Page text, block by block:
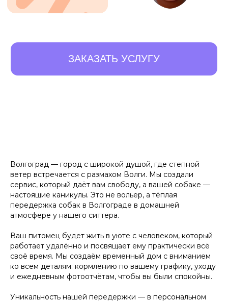
Волгоград — город с широкой душой, где степной
ветер встречается с размахом Волги. Мы создали
сервис, который даёт вам свободу, а вашей собаке —
настоящие каникулы. Это не вольер, а тёплая
передержка собак в Волгограде в домашней
атмосфере у нашего ситтера.
Ваш питомец будет жить в уюте с человеком, который
работает удалённо и посвящает ему практически всё
своё время. Мы создаём временный дом с вниманием
ко всем деталям: кормлению по вашему графику, уходу
и ежедневным фотоотчётам, чтобы вы были спокойны.
Уникальность нашей передержки — в персональном
Листайте влево, чтобы увидеть все преимущества
Удобный заказ
телеграм-бот. При повторном
заказе заново заполнять ничего
не нужно, мы всё запоминаем!
выгульщика